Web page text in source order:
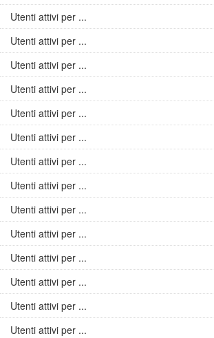
Utenti attivi per ...
Utenti attivi per ...
Utenti attivi per ...
Utenti attivi per ...
Utenti attivi per ...
Utenti attivi per ...
Utenti attivi per ...
Utenti attivi per ...
Utenti attivi per ...
Utenti attivi per ...
Utenti attivi per ...
Utenti attivi per ...
Utenti attivi per ...
Utenti attivi per ...